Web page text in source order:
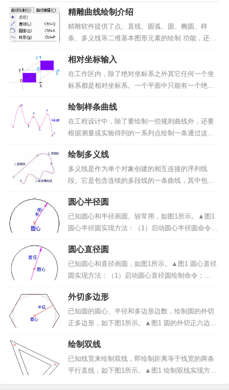
精雕曲线绘制介绍
精雕软件提供了点、直线、圆弧、圆、椭圆、样
条、多义线等二维基本图形元素的绘制 功能，还提
供了矩形、星形、正多边形、双线和箭头、公式曲
线等一些常用的特征图形元素的绘 制功能。用户可
以利用这些功能，方便快捷地绘制出各种各样复杂
的二维平面设计图形...
相对坐标输入
在工作区内，除了绝对坐标系之外其它任何一个坐
标系都是相对坐标系。一个平面中只能有一个绝对
坐标系，其它的坐标系叫相对坐标系。相对坐标：
在相对坐标系中，表示一个点的位置的坐标叫相对
坐标。可以看出，绝对坐标系和相对坐标系只是原
点和坐标轴的相对位置...
绘制样条曲线
在工程设计中，除了要绘制一些规则曲线外，还要
根据测量或实验得到的一系列点绘制一条通过这些
点并且光滑的曲线，称这类曲线为样条曲线。样条
曲线的数学基础为Bezier曲线和B-Spline曲线。本命
令将根据输入的样条曲线所通过的点来绘制开放或
闭合...
绘制多义线
多义线是作为单个对象创建的相互连接的序列线
段。它是包含连续的多段线的一条曲线，其中包含
的曲线段可以为直线段、圆弧段和样条曲线段等，
图1所示。前面绘制的直线、圆弧和样条曲线均为只
包含直线段、圆弧段和样条曲线段的的多义线。多
义线功能是在描图过程...
圆心半径圆
已知圆心和半径画圆。较常用，如图1所示。▲图1
圆心半径圆实现方法：（1）启动圆心半径圆命令；
（2）输入圆心点；（3）输入半径。操作步骤：1、
启动圆心半径圆命令：点击“曲线绘制”->“圆”菜单项
或绘制工具条中<绘制圆（如下图2）...
圆心直径圆
已知圆心和直径画圆，如图1所示。▲图1 圆心直径
圆实现方法：（1）启动圆心直径圆绘制命令；
（2）输入圆心点；（3）输入直径。操作步骤：1、
启动圆心直径圆绘制命令：点击“曲线绘制”->“圆”菜
单项或绘制工具条中的<绘制圆...
外切多边形
已知圆的圆心、半径和多边形边数，绘制圆的外切
正多边形，如下图1所示。▲图1 圆的外切正六边形
实现方法：（1）启动外切多边形绘制命令；（2）
输入边数；（3）输入圆心点；（4）输入半径。操
作步骤：1、启动外切多边形绘制命令：点击“绘制”-
>...
绘制双线
已知线宽来绘制双线，即绘制距离等于线宽的两条
平行直线，如下图1所示。▲图1 绘制双线实现方